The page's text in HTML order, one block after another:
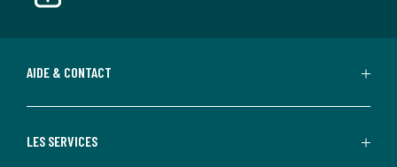
AIDE & CONTACT
LES SERVICES